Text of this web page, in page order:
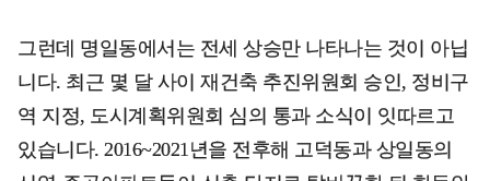
그런데 명일동에서는 전세 상승만 나타나는 것이 아닙
니다. 최근 몇 달 사이 재건축 추진위원회 승인, 정비구
역 지정, 도시계획위원회 심의 통과 소식이 잇따르고
있습니다. 2016~2021년을 전후해 고덕동과 상일동의